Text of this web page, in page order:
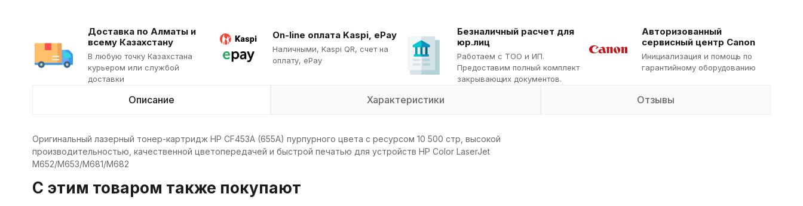
Доставка по Алматы и
всему Казахстану
В любую точку Казахстана
курьером или службой
доставки
On-line оплата Kaspi, ePay
Наличными, Kaspi QR, cчет на
оплату, ePay
Безналичный расчет для
юр.лиц
Работаем с ТОО и ИП.
Предоставим полный комплект
закрывающих документов.
Авторизованный
сервисный центр Canon
Инициализация и помощь по
гарантийному оборудованию
Описание Характеристики Отзывы
Оригинальный лазерный тонер-картридж HP CF453A (655A) пурпурного цвета с ресурсом 10 500 стр, высокой
производительностью, качественной цветопередачей и быстрой печатью для устройств HP Color LaserJet
M652/M653/M681/M682
C этим товаром также покупают